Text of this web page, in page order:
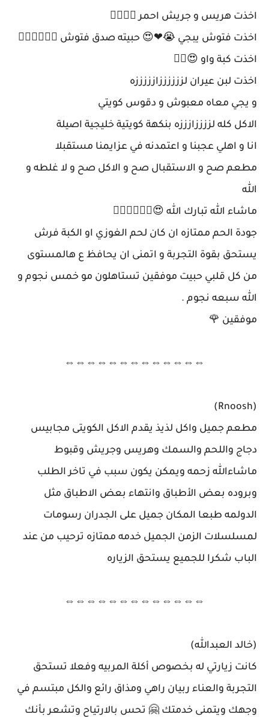
اخذت هريس و جريش احمر 👍🏻👍🏻
اخذت فتوش يبجي 😭❤😍 حبيته صدق فتوش 👍🏻👍🏻👍🏻
اخذت كبة واو 😍👌🏻
اخذت لبن عيران لززززززازززززه
و يجي معاه معبوش و دقوس كويتي
الاكل كله لززززازززه بنكهة كويتية خليجية اصيلة
انا و اهلي عجبنا و اعتمدنه في عزايمنا مستقبلا
مطعم صح و الاستقبال صح و الاكل صح و لا غلطه و
الله
ماشاء الله تبارك الله 😍👍🏻👍🏻👍🏻
جودة الحم ممتازه ان كان لحم الغوزي او الكبة فرش
يستحق بقوة التجربة و اتمنى ان يحافظ ع هالمستوى
من كل قلبي حبيت موفقين تستاهلون مو خمس نجوم و
الله سبعه نجوم .
موفقين 🌹
⇔⇔⇔⇔⇔⇔⇔⇔⇔⇔⇔⇔⇔
(Rnoosh)
مطعم جميل واكل لذيذ يقدم الاكل الكويتى مجابيس
دجاج واللحم والسمك وهريس وجريش وقبوط
ماشاءالله زحمه ويمكن يكون سبب في تاخر الطلب
وبروده بعض الأطباق وانتهاء بعض الاطباق مثل
الدولمه طبعا المكان جميل على الجدران رسومات
لمسلسلات الزمن الجميل خدمه ممتازه ترحيب من عند
الباب شكرا للجميع يستحق الزياره
⇔⇔⇔⇔⇔⇔⇔⇔⇔⇔⇔⇔⇔
(خالد العبدالله)
كانت زيارتي له بخصوص أكلة المربيه وفعلا تستحق
التجربة والعناء ربيان راهي ومذاق رائع والكل مبتسم في
وجهك ويتمنى خدمتك 🤗 تحس بالارتياح وتشعر بأنك